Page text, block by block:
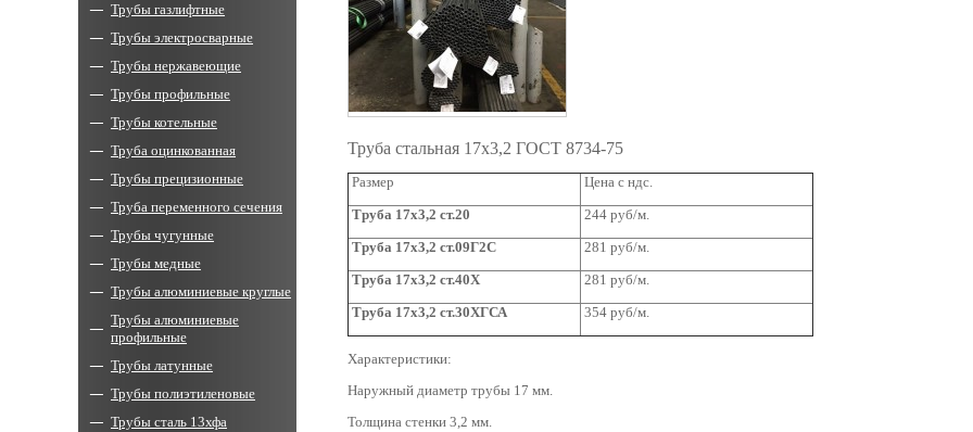
Труба стальная 17х3,2 ГОСТ 8734-75
Размер
Цена с ндс.
Труба 17х3,2 ст.20
244 руб/м.
Труба 17х3,2 ст.09Г2С
281 руб/м.
Труба 17х3,2 ст.40Х
281 руб/м.
Труба 17х3,2 ст.30ХГСА
354 руб/м.
Характеристики:
Наружный диаметр трубы 17 мм.
Толщина стенки 3,2 мм.
Трубы газлифтные
Трубы электросварные
Трубы нержавеющие
Трубы профильные
Трубы котельные
Труба оцинкованная
Трубы прецизионные
Труба переменного сечения
Трубы чугунные
Трубы медные
Трубы алюминиевые круглые
Трубы алюминиевые
профильные
Трубы латунные
Трубы полиэтиленовые
Трубы сталь 13хфа